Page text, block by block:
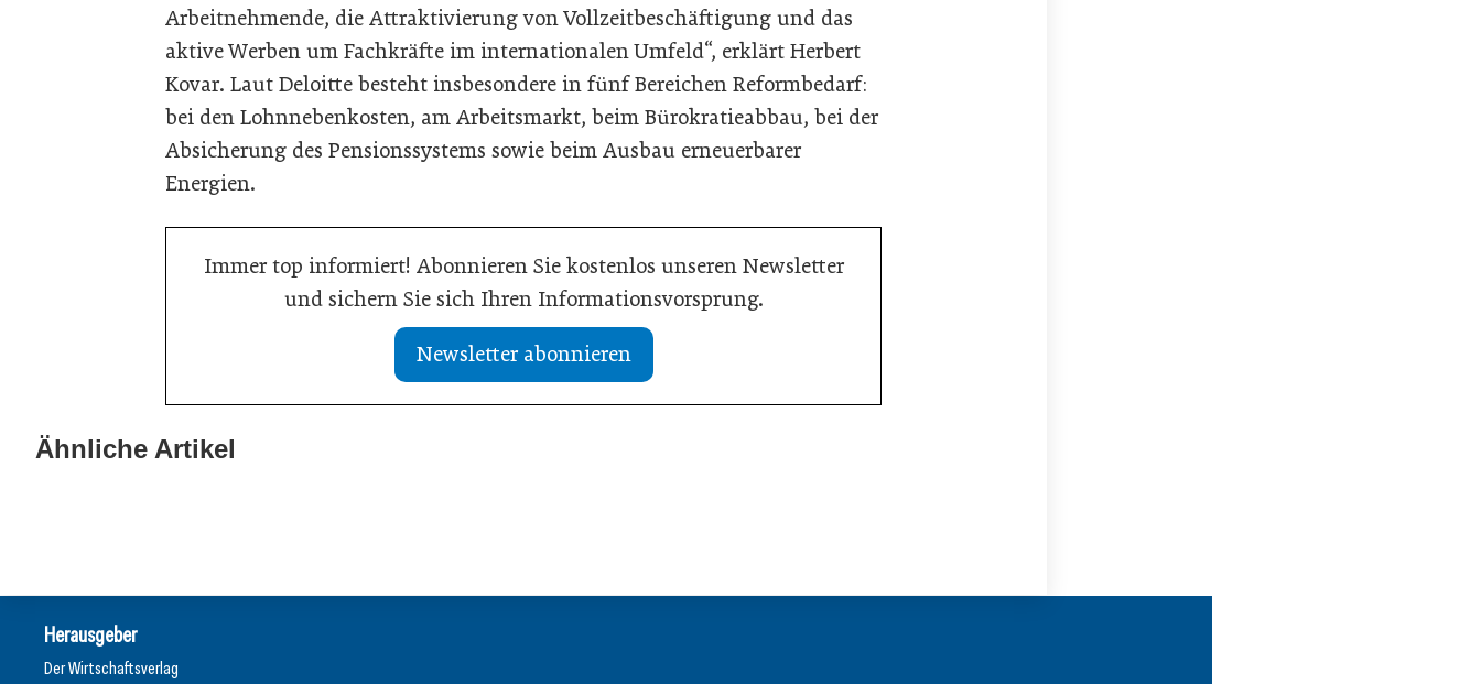
Arbeitnehmende, die Attraktivierung von Vollzeitbeschäftigung und das
aktive Werben um Fachkräfte im internationalen Umfeld“, erklärt Herbert
Kovar. Laut Deloitte besteht insbesondere in fünf Bereichen Reformbedarf:
bei den Lohnnebenkosten, am Arbeitsmarkt, beim Bürokratieabbau, bei der
Absicherung des Pensionssystems sowie beim Ausbau erneuerbarer
Energien.
Immer top informiert! Abonnieren Sie kostenlos unseren Newsletter
und sichern Sie sich Ihren Informationsvorsprung.
Newsletter abonnieren
Ähnliche Artikel
Drei Viertel wünschen sich
lebensphasenorientierte
13. Juli 2026 13. Juli 2026
Herausgeber
Der Wirtschaftsverlag